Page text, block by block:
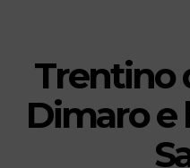
Trentino
Dimaro e